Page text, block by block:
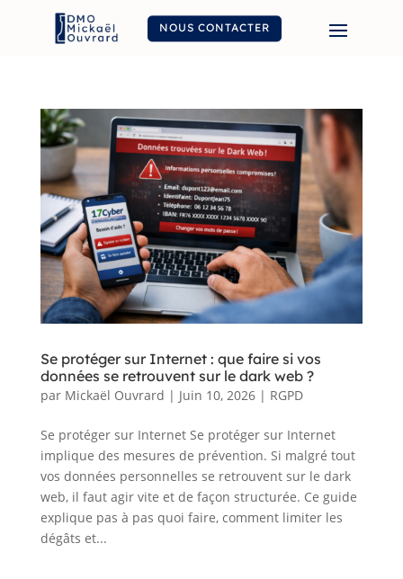
NOUS CONTACTER
Se protéger sur Internet : que faire si vos
données se retrouvent sur le dark web ?
par Mickaël Ouvrard | Juin 10, 2026| RGPD
Se protéger sur Internet Se protéger sur Internet
implique des mesures de prévention. Si malgré tout
vos données personnelles se retrouvent sur le dark
web, il faut agir vite et de façon structurée. Ce guide
explique pas à pas quoi faire, comment limiter les
dégâts et...